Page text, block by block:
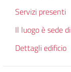
Servizi presenti
Il luogo è sede di
Dettagli edificio